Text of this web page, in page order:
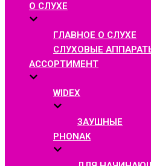
О СЛУХЕ
ГЛАВНОЕ О СЛУХЕ
СЛУХОВЫЕ
АССОРТИМЕНТ
WIDEX
ЗАУШНЫЕ
PHONAK